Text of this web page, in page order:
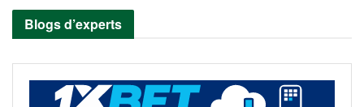
Blogs d’experts